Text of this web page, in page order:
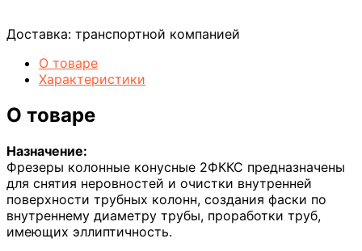
Доставка: транспортной компанией
О товаре
Характеристики
О товаре
Назначение:
Фрезеры колонные конусные 2ФККС предназначены
для снятия неровностей и очистки внутренней
поверхности трубных колонн, создания фаски по
внутреннему диаметру трубы, проработки труб,
имеющих эллиптичность.